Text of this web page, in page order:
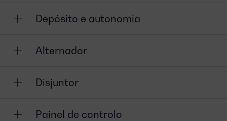
Depósito e autonomia
Alternador
Disjuntor
Painel de controlo